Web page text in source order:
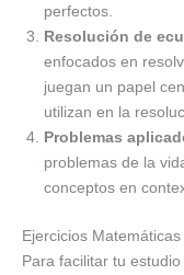
perfectos.
Resolución de
enfocados en
juegan un papel
utilizan en la
Problemas
problemas de la
conceptos en
Ejercicios
Para facilitar tu